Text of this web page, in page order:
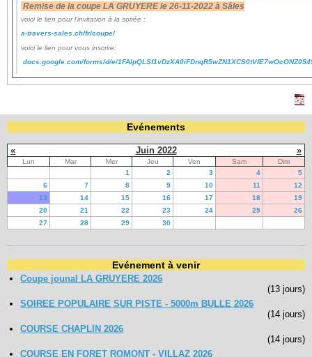
Créer un nouveau compte
Demander un nouveau mot de passe
Remise de la coupe LA GRUYERE le 26-11-2022 à Sâles
voici le lien pour l'invitation à la soirée :
a-travers-sales.ch/fr/coupe/
voici le lien pour vous inscrire:
docs.google.com/forms/d/e/
Evénements
« Juin 2022 »
Lun Mar Mer Jeu Ven Sam
Dim
1
2 3 4
5
6
7 8 9 10 11
12
13
14 15 16 17 18
19
20
21 22 23 24 25
26
27
28 29 30
Evénement à venir
Coupe jounal LA GRUYERE 2026
(13 jours)
SOIREE POPULAIRE SUR PISTE - 5000m BULLE 2026
(14 jours)
COURSE CHAPLIN 2026
(14 jours)
COURSE EN FORET ROMONT - VILLAZ 2026